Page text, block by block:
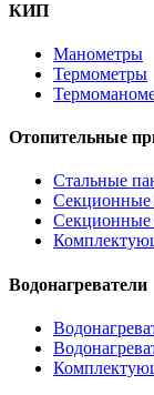
КИП
Манометры
Термометры
Отопительные
Стальные
Секционные
Секционные
Водонагреватели